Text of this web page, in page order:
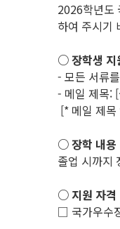
2026학년도
하여 주시기
○ 장학생 지
- 모든 서류
- 메일 제목:
[* 메일 제
○ 장학 내용
졸업 시까지
○ 지원 자격
□ 국가우수